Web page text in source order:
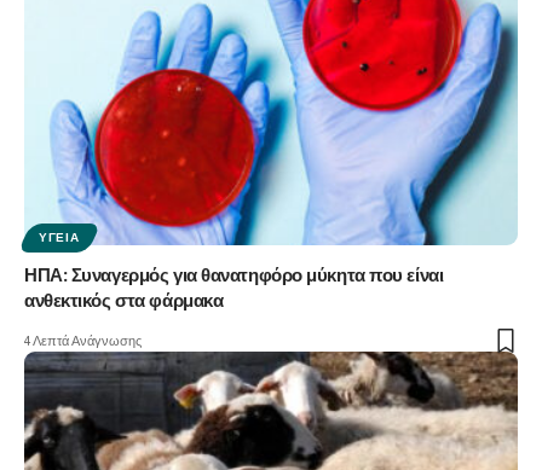
ΥΓΕΊΑ
ΗΠΑ: Συναγερμός για θανατηφόρο μύκητα που είναι
ανθεκτικός στα φάρμακα
4 Λεπτά Ανάγνωσης